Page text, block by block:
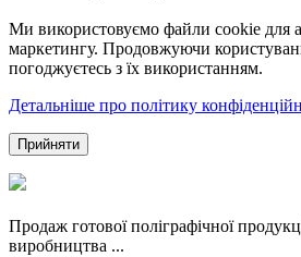
Ми використовуємо файли cookie для
маркетингу. Продовжуючи
погоджуєтесь з їх використанням.
Детальніше про політику
Прийняти
Продаж готової поліграфічної
виробництва ...